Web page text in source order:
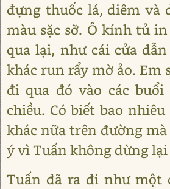
đựng thuốc lá, diêm và
màu sặc sỡ. Ô kính tủ
qua lại, như cái cửa
khác run rẩy mờ ảo. Em
đi qua đó vào các buổi
chiều. Có biết bao
khác nữa trên đường
ý vì Tuấn không dừng
Tuấn đã ra đi như một